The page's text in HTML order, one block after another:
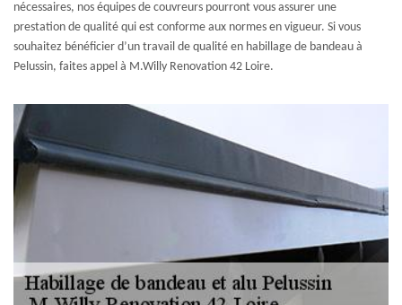
nécessaires, nos équipes de couvreurs pourront vous assurer une
prestation de qualité qui est conforme aux normes en vigueur. Si vous
souhaitez bénéficier d’un travail de qualité en habillage de bandeau à
Pelussin, faites appel à M.Willy Renovation 42 Loire.